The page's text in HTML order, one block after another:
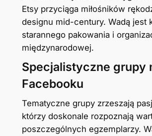
Etsy przyciąga miłośników
designu mid-century. Wadą jest
starannego pakowania i
międzynarodowej.
Specjalistyczne grupy
Facebooku
Tematyczne grupy zrzeszają
którzy doskonale rozpoznają
poszczególnych egzemplarzy.